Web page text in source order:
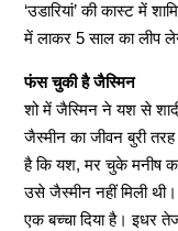
‘उडारियां’ की कास्ट में
में लाकर 5 साल का लीप
फंस चुकी है जैस्मिन
शो में जैस्मिन ने यश से
जैस्मीन का जीवन बुरी
है कि यश, मर चुके मनीष
उसे जैस्मीन नहीं मिली
एक बच्चा दिया है। इधर